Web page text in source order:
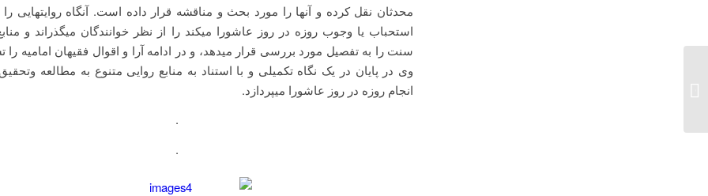
محدثان نقل کرده و آنها را مورد بحث و مناقشه قرار داده است. آنگاه روایتهایی را
استحباب یا وجوب روزه در روز عاشورا می‏کند را از نظر خوانندگان می‏گذراند و
سنت را به تفصیل مورد بررسی قرار می‏دهد، و در ادامه آرا و اقوال فقیهان امامیه را
وی در پایان در یک نگاه تکمیلی و با استناد به منابع روایی متنوع به مطالعه
انجام روزه در روز عاشورا می‏پردازد.
.
.
فی رحاب حکومه الامام مهدی عج